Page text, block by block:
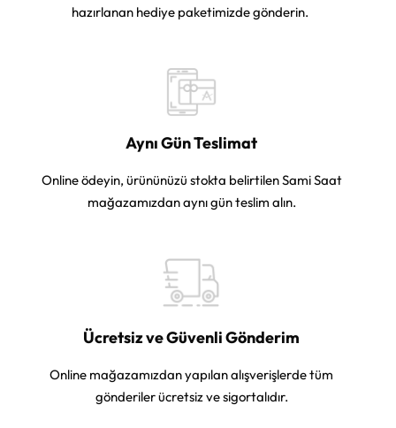
hazırlanan hediye paketimizde gönderin.
Aynı Gün Teslimat
Online ödeyin, ürününüzü stokta belirtilen Sami Saat
mağazamızdan aynı gün teslim alın.
Ücretsiz ve Güvenli Gönderim
Online mağazamızdan yapılan alışverişlerde tüm
gönderiler ücretsiz ve sigortalıdır.